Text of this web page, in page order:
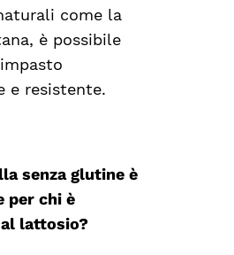
come la
è possibile
e resistente.
senza glutine è
per chi è
lattosio?